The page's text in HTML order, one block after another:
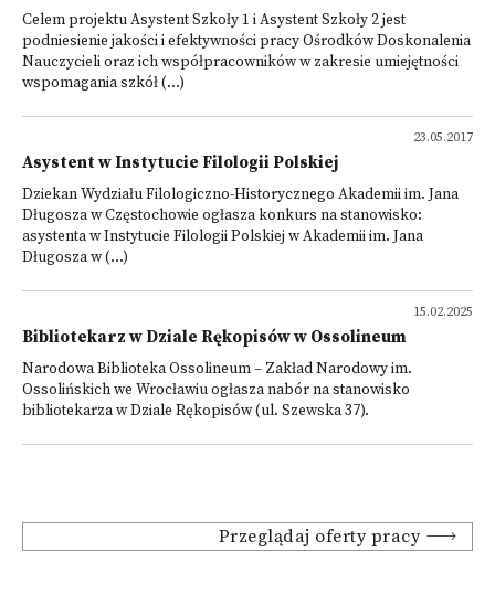
Celem projektu Asystent Szkoły 1 i Asystent Szkoły 2 jest
podniesienie jakości i efektywności pracy Ośrodków Doskonalenia
Nauczycieli oraz ich współpracowników w zakresie umiejętności
wspomagania szkół (...)
23.05.2017
Asystent w Instytucie Filologii Polskiej
Dziekan Wydziału Filologiczno-Historycznego Akademii im. Jana
Długosza w Częstochowie ogłasza konkurs na stanowisko:
asystenta w Instytucie Filologii Polskiej w Akademii im. Jana
Długosza w (...)
15.02.2025
Bibliotekarz w Dziale Rękopisów w Ossolineum
Narodowa Biblioteka Ossolineum – Zakład Narodowy im.
Ossolińskich we Wrocławiu ogłasza nabór na stanowisko
bibliotekarza w Dziale Rękopisów (ul. Szewska 37).
Przeglądaj oferty pracy